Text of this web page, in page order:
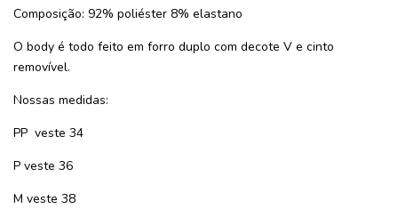
Composição: 92% poliéster 8% elastano
O body é todo feito em forro duplo com decote V e cinto
removível.
Nossas medidas:
PP veste 34
P veste 36
M veste 38